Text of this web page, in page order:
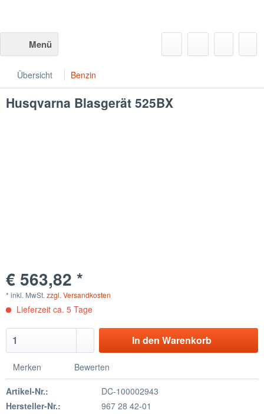
Menü
Übersicht Benzin
Husqvarna Blasgerät 525BX
€ 563,82 *
* inkl. MwSt. zzgl. Versandkosten
Lieferzeit ca. 5 Tage
In den Warenkorb
Merken Bewerten
Artikel-Nr.:
DC-100002943
Hersteller-Nr.:
967 28 42-01